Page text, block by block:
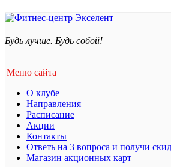
Будь лучше. Будь собой!
Меню сайта
О клубе
Направления
Расписание
Акции
Контакты
Ответь на 3 вопроса и получи
Магазин акционных карт